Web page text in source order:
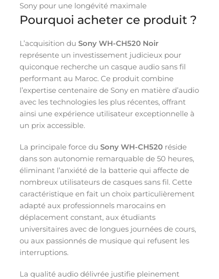
Sony pour une longévité maximale
Pourquoi acheter ce produit ?
L’acquisition du Sony WH-CH520 Noir
représente un investissement judicieux pour
quiconque recherche un casque audio sans fil
performant au Maroc. Ce produit combine
l’expertise centenaire de Sony en matière d’audio
avec les technologies les plus récentes, offrant
ainsi une expérience utilisateur exceptionnelle à
un prix accessible.
La principale force du Sony WH-CH520 réside
dans son autonomie remarquable de 50 heures,
éliminant l’anxiété de la batterie qui affecte de
nombreux utilisateurs de casques sans fil. Cette
caractéristique en fait un choix particulièrement
adapté aux professionnels marocains en
déplacement constant, aux étudiants
universitaires avec de longues journées de cours,
ou aux passionnés de musique qui refusent les
interruptions.
La qualité audio délivrée justifie pleinement